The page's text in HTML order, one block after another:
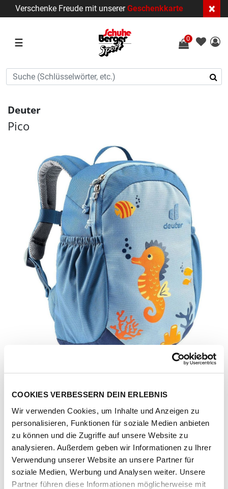
COOKIES VERBESSERN DEIN ERLEBNIS
Wir verwenden Cookies, um Inhalte und Anzeigen zu
personalisieren, Funktionen für soziale Medien anbieten
zu können und die Zugriffe auf unsere Website zu
analysieren. Außerdem geben wir Informationen zu Ihrer
Verwendung unserer Website an unsere Partner für
soziale Medien, Werbung und Analysen weiter. Unsere
Partner führen diese Informationen möglicherweise mit
Verschenke Freude mit unsererGeschenkkarte ×
☰ 0
Deuter
Pico
Artikel-Nr.3000380639
Farbe aqua-wave